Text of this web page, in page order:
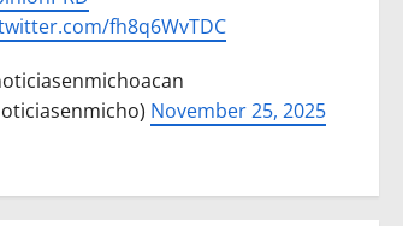
fh8q6WvTDC
November 25, 2025